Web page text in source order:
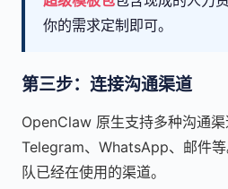
你的需求定制即可。
第三步：连接沟通渠道
OpenClaw 原生支持多种沟通
Telegram、WhatsApp、邮件
队已经在使用的渠道。